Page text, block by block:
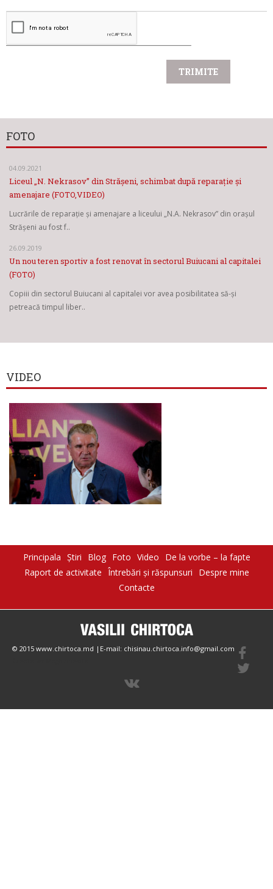
FOTO
04.09.2021
Liceul „N. Nekrasov” din Strășeni, schimbat după reparație și
amenajare (FOTO,VIDEO)
Lucrările de reparație și amenajare a liceului „N.A. Nekrasov” din orașul
Strășeni au fost f..
26.09.2019
Un nou teren sportiv a fost renovat în sectorul Buiucani al capitalei
(FOTO)
Copiii din sectorul Buiucani al capitalei vor avea posibilitatea să-și
petreacă timpul liber..
VIDEO
Principala Știri Blog Foto Video
De la vorbe – la fapte
Raport de activitate Întrebări şi răspunsuri
Despre mine
Contacte
© 2015 www.chirtoca.md |E-mail: chisinau.chirtoca.info@gmail.com